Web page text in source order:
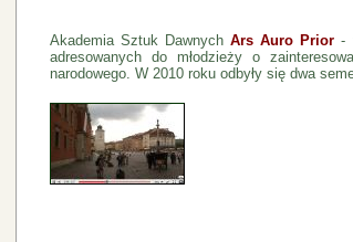
Akademia Sztuk DawnychArs Auro Prior-
adresowanych do młodzieży o
narodowego. W 2010 roku odbyły się dwa